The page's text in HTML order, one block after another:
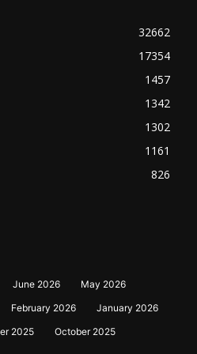
32662
17354
1457
1342
1302
1161
826
June 2026
May 2026
February 2026
January 2026
2025
October 2025